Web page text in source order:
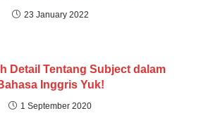
23 January 2022
Detail Tentang Subject dalam
Inggris Yuk!
1 September 2020